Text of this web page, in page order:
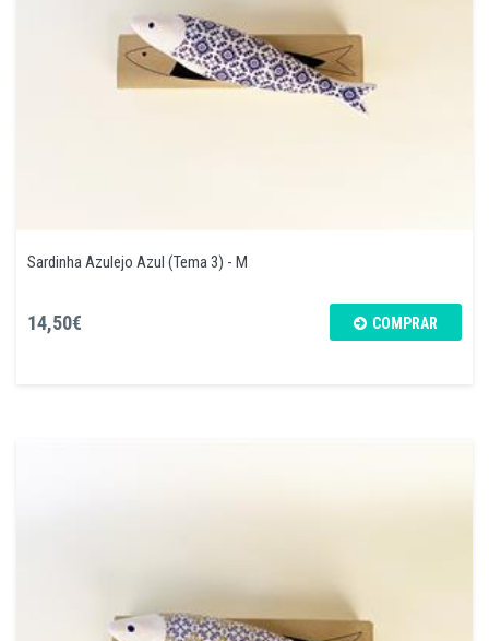
Sardinha Azulejo Azul (Tema 3) - M
14,50€ COMPRAR